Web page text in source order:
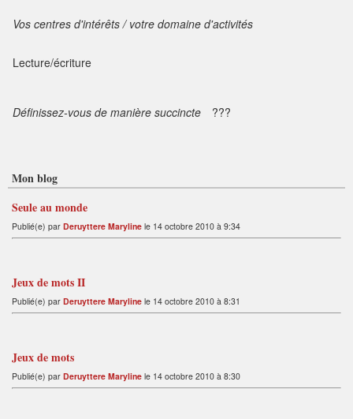
Vos centres d'intérêts / votre domaine d'activités
Lecture/écriture
Définissez-vous de manière succincte ???
Mon blog
Seule au monde
Publié(e) par Deruyttere Maryline le 14 octobre 2010 à 9:34
Jeux de mots II
Publié(e) par Deruyttere Maryline le 14 octobre 2010 à 8:31
Jeux de mots
Publié(e) par Deruyttere Maryline le 14 octobre 2010 à 8:30